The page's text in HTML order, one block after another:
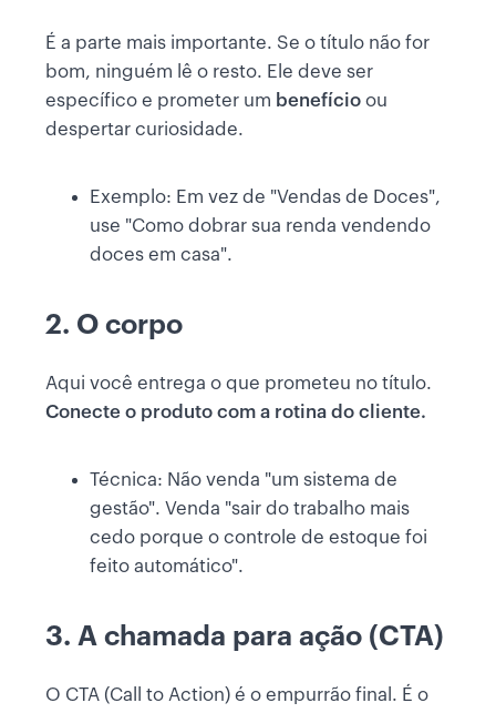
É a parte mais importante. Se o título não for
bom, ninguém lê o resto. Ele deve ser
específico e prometer um benefício ou
despertar curiosidade.
Exemplo: Em vez de "Vendas de Doces",
use "Como dobrar sua renda vendendo
doces em casa".
2. O corpo
Aqui você entrega o que prometeu no título.
Conecte o produto com a rotina do cliente.
Técnica: Não venda "um sistema de
gestão". Venda "sair do trabalho mais
cedo porque o controle de estoque foi
feito automático".
3. A chamada para ação (CTA)
O CTA (Call to Action) é o empurrão final. É o